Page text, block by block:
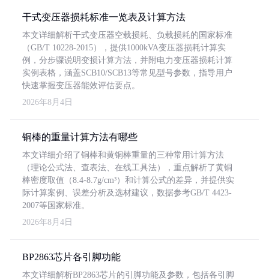
干式变压器损耗标准一览表及计算方法
本文详细解析干式变压器空载损耗、负载损耗的国家标准
（GB/T 10228-2015），提供1000kVA变压器损耗计算实
例，分步骤说明变损计算方法，并附电力变压器损耗计算
实例表格，涵盖SCB10/SCB13等常见型号参数，指导用户
快速掌握变压器能效评估要点。
2026年8月4日
铜棒的重量计算方法有哪些
本文详细介绍了铜棒和黄铜棒重量的三种常用计算方法
（理论公式法、查表法、在线工具法），重点解析了黄铜
棒密度取值（8.4-8.7g/cm³）和计算公式的差异，并提供实
际计算案例、误差分析及选材建议，数据参考GB/T 4423-
2007等国家标准。
2026年8月4日
BP2863芯片各引脚功能
本文详细解析BP2863芯片的引脚功能及参数，包括各引脚